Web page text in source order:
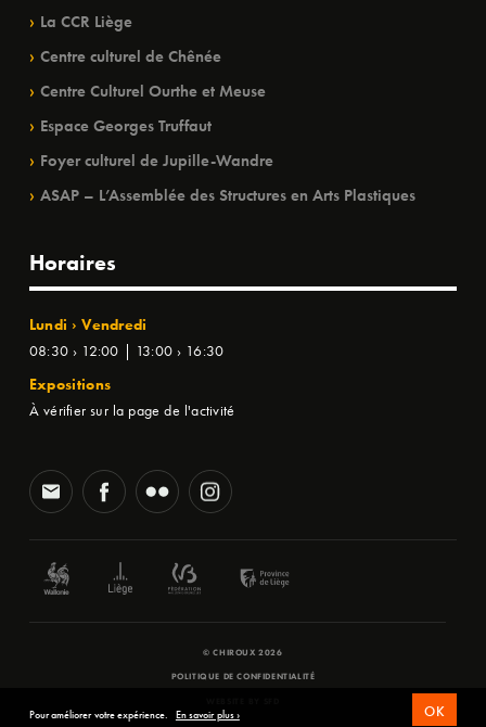
La CCR Liège
Centre culturel de Chênée
Centre Culturel Ourthe et Meuse
Espace Georges Truffaut
Foyer culturel de Jupille-Wandre
ASAP – L’Assemblée des Structures en Arts Plastiques
Horaires
Lundi › Vendredi
08:30 › 12:00 | 13:00 › 16:30
Expositions
À vérifier sur la page de l'activité
© CHIROUX 2026
POLITIQUE DE CONFIDENTIALITÉ
Pour améliorer votre expérience. En savoir plus › OK